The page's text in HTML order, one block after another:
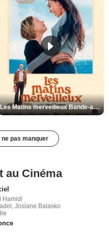
Les Matins merveilleux Bande-annonce VF
pas manquer
au Cinéma
Hamidi
Josiane Balasko